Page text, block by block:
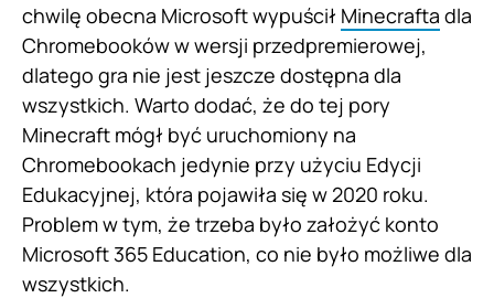
chwilę obecna Microsoft wypuścił Minecrafta dla
Chromebooków w wersji przedpremierowej,
dlatego gra nie jest jeszcze dostępna dla
wszystkich. Warto dodać, że do tej pory
Minecraft mógł być uruchomiony na
Chromebookach jedynie przy użyciu Edycji
Edukacyjnej, która pojawiła się w 2020 roku.
Problem w tym, że trzeba było założyć konto
Microsoft 365 Education, co nie było możliwe dla
wszystkich.